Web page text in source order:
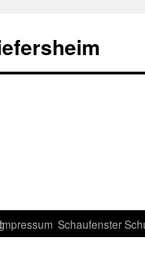
Impressum Schaufenster